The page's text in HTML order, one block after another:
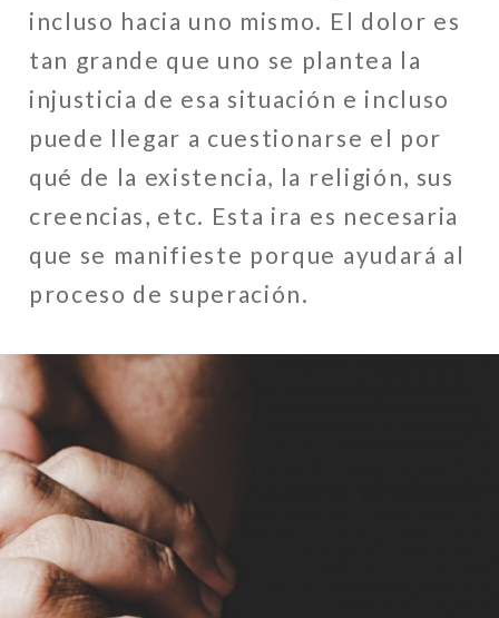
incluso hacia uno mismo. El dolor es
tan grande que uno se plantea la
injusticia de esa situación e incluso
puede llegar a cuestionarse el por
qué de la existencia, la religión, sus
creencias, etc. Esta ira es necesaria
que se manifieste porque ayudará al
proceso de superación.